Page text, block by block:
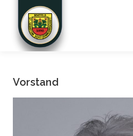
Vorstand